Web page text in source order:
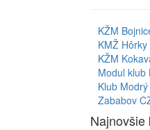
KŽM
KMŽ Hôrky
KŽM
Modul klub
Klub
Zababov
Najnovšie